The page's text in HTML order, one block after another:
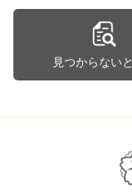
見つからない